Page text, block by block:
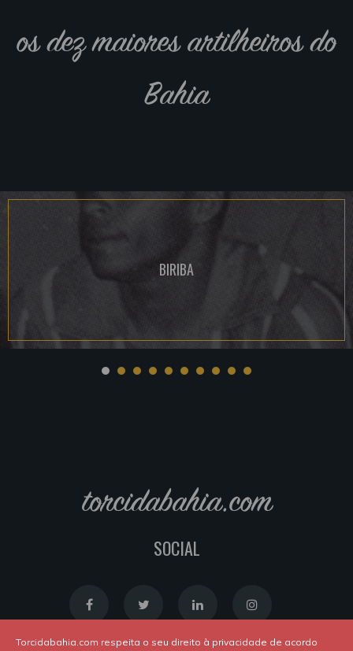
os dez maiores artilheiros do
Bahia
BIRIBA
torcidabahia.com
SOCIAL
Torcidabahia.com respeita o seu direito à privacidade de acordo